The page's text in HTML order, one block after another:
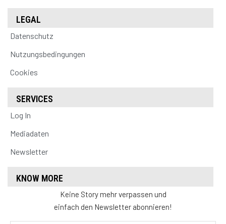
LEGAL
Datenschutz
Nutzungsbedingungen
Cookies
SERVICES
Log In
Mediadaten
Newsletter
KNOW MORE
Keine Story mehr verpassen und
einfach den Newsletter abonnieren!